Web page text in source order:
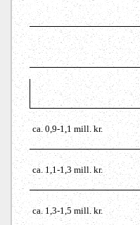
ca. 0,9-1,1 mill. kr.
ca. 1,1-1,3 mill. kr.
ca. 1,3-1,5 mill. kr.